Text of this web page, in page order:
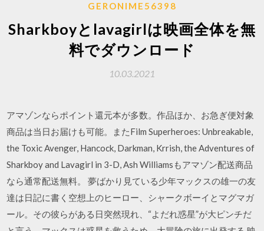
GERONIME56398
Sharkboyとlavagirlは映画全体を無
料でダウンロード
10.03.2021
アマゾンならポイント還元本が多数。作品ほか、お急ぎ便対象
商品は当日お届けも可能。またFilm Superheroes: Unbreakable,
the Toxic Avenger, Hancock, Darkman, Krrish, the Adventures of
Sharkboy and Lavagirl in 3-D, Ash Williamsもアマゾン配送商品
なら通常配送無料。 夢ばかり見ている少年マックスの雄一の友
達は日記に書く空想上のヒーロー、シャークボーイとマグマガ
ール。その彼らがある日突然現れ、“よだれ惑星”が大ピンチだ